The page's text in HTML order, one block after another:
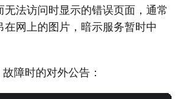
无法访问时显示的错误页面，通常
在网上的图片，暗示服务暂时中
障时的对外公告：